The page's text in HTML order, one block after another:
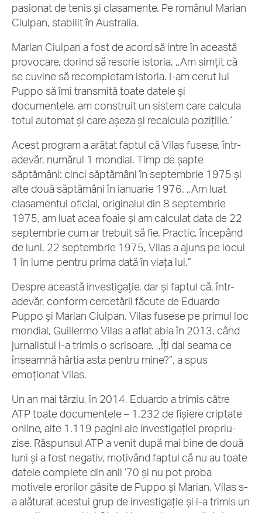
pasionat de tenis și clasamente. Pe românul Marian
Ciulpan, stabilit în Australia.
Marian Ciulpan a fost de acord să intre în această
provocare, dorind să rescrie istoria. ,,Am simțit că
se cuvine să recompletam istoria. I-am cerut lui
Puppo să îmi transmită toate datele și
documentele, am construit un sistem care calcula
totul automat și care așeza și recalcula pozițiile.”
Acest program a arătat faptul că Vilas fusese, într-
adevăr, numărul 1 mondial. Timp de șapte
săptămâni: cinci săptămâni în septembrie 1975 și
alte două săptămâni în ianuarie 1976. ,,Am luat
clasamentul oficial, originalul din 8 septembrie
1975, am luat acea foaie și am calculat data de 22
septembrie cum ar trebuit să fie. Practic, începând
de luni, 22 septembrie 1975, Vilas a ajuns pe locul
1 în lume pentru prima dată în viața lui.”
Despre această investigație, dar și faptul că, într-
adevăr, conform cercetării făcute de Eduardo
Puppo și Marian Ciulpan, Vilas fusese pe primul loc
mondial, Guillermo Vilas a aflat abia în 2013, când
jurnalistul i-a trimis o scrisoare. ,,Îți dai seama ce
înseamnă hârtia asta pentru mine?”, a spus
emoționat Vilas.
Un an mai târziu, în 2014, Eduardo a trimis către
ATP toate documentele – 1.232 de fișiere criptate
online, alte 1.119 pagini ale investigației propriu-
zise. Răspunsul ATP a venit după mai bine de două
luni și a fost negativ, motivând faptul că nu au toate
datele complete din anii ’70 și nu pot proba
motivele erorilor găsite de Puppo și Marian. Vilas s-
a alăturat acestui grup de investigație și i-a trimis un